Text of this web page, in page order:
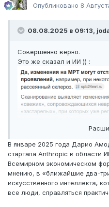
Опубликовано 8
08.08.2025 в 09:13,
Совершенно верно.
Это же сказал и ИИ )) :
Со ссылками на бесплатные
PS
В январе 2025 года Дарио
стартапа Anthropic в области
Всемирном экономическом
мнению, в «ближайшие два-
искусственного интеллекта,
все люди, справляться